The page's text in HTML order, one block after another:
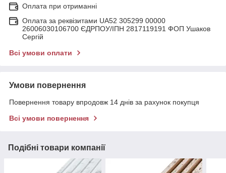
Оплата при отриманні
Оплата за реквізитами UA52 305299 00000
26006030106700 ЄДРПОУ/ІПН 2817119191 ФОП Ушаков
Сергій
Всі умови оплати
Умови повернення
Повернення товару впродовж 14 днів за рахунок покупця
Всі умови повернення
Подібні товари компанії